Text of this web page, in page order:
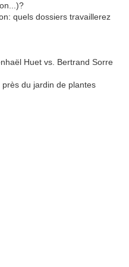
quels dossiers travaillerez
Huet vs. Bertrand Sorre
du jardin de plantes